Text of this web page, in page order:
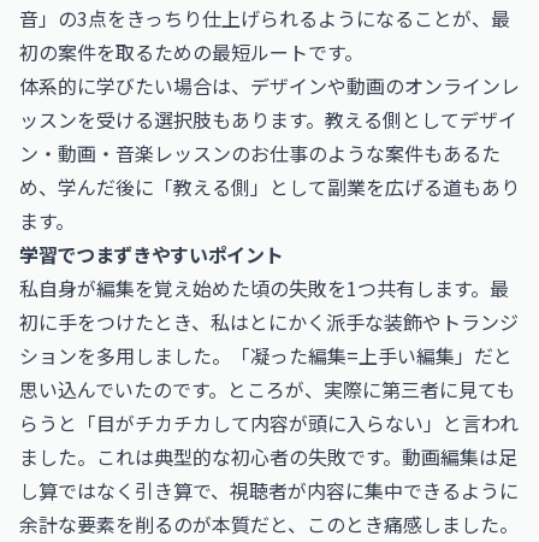
音」の3点をきっちり仕上げられるようになることが、最
初の案件を取るための最短ルートです。
体系的に学びたい場合は、デザインや動画のオンラインレ
ッスンを受ける選択肢もあります。教える側としてデザイ
ン・動画・音楽レッスンのお仕事のような案件もあるた
め、学んだ後に「教える側」として副業を広げる道もあり
ます。
学習でつまずきやすいポイント
私自身が編集を覚え始めた頃の失敗を1つ共有します。最
初に手をつけたとき、私はとにかく派手な装飾やトランジ
ションを多用しました。「凝った編集=上手い編集」だと
思い込んでいたのです。ところが、実際に第三者に見ても
らうと「目がチカチカして内容が頭に入らない」と言われ
ました。これは典型的な初心者の失敗です。動画編集は足
し算ではなく引き算で、視聴者が内容に集中できるように
余計な要素を削るのが本質だと、このとき痛感しました。